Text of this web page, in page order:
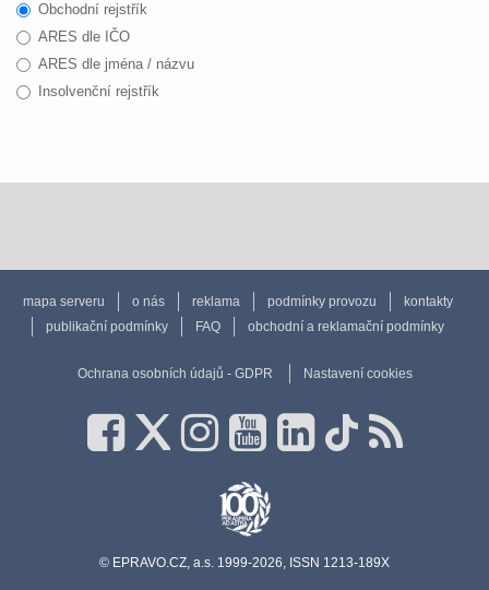
Obchodní rejstřík
ARES dle IČO
ARES dle jména / názvu
Insolvenční rejstřík
mapa serveru o nás reklama podmínky provozu
kontakty
publikační podmínky
FAQ obchodní a reklamační podmínky
Ochrana osobních údajů - GDPR Nastavení cookies
© EPRAVO.CZ, a.s. 1999-2026, ISSN 1213-189X